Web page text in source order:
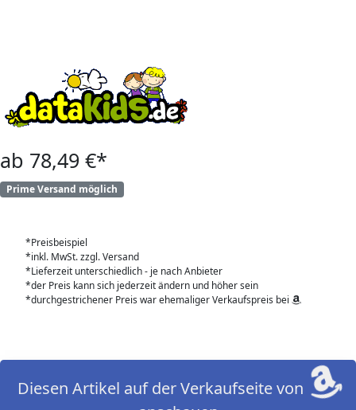
ab 78,49 €*
Prime Versand möglich
*Preisbeispiel
*inkl. MwSt. zzgl. Versand
*Lieferzeit unterschiedlich - je nach Anbieter
*der Preis kann sich jederzeit ändern und höher sein
*durchgestrichener Preis war ehemaliger Verkaufspreis bei
Diesen Artikel auf der Verkaufseite von